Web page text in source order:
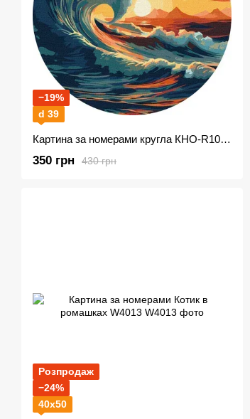
−19%
d 39
Картина за номерами кругла КНО-R1003 Лови хвилю d39см
430 грн
350 грн
Розпродаж
−24%
40х50